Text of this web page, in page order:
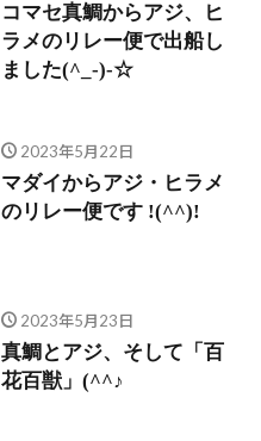
コマセ真鯛からアジ、ヒ
ラメのリレー便で出船し
ました(^_-)-☆
2023年5月22日
マダイからアジ・ヒラメ
のリレー便です !(^^)!
2023年5月23日
真鯛とアジ、そして「百
花百獣」(^^♪